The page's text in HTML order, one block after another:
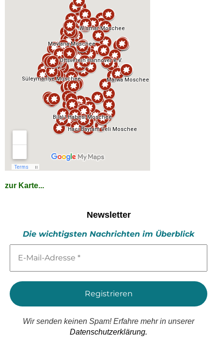
zur Karte...
Newsletter
Die wichtigsten Nachrichten im Überblick
Mail-
*
Wir senden keinen Spam! Erfahre mehr in unserer
Datenschutzerklärung.